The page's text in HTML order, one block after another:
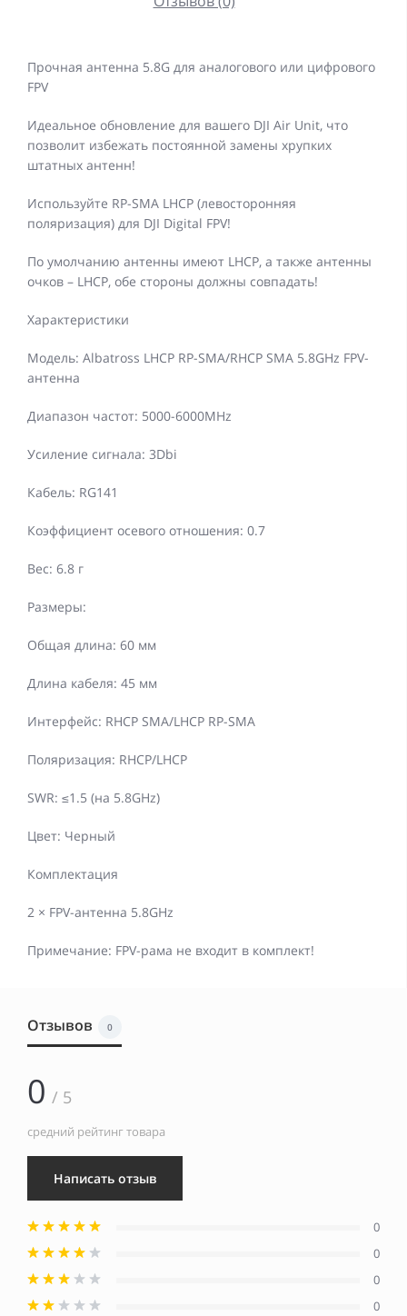
Прочная антенна 5.8G для аналогового или цифрового
FPV
Идеальное обновление для вашего DJI Air Unit, что
позволит избежать постоянной замены хрупких
штатных антенн!
Используйте RP-SMA LHCP (левосторонняя
поляризация) для DJI Digital FPV!
По умолчанию антенны имеют LHCP, а также антенны
очков – LHCP, обе стороны должны совпадать!
Характеристики
Модель: Albatross LHCP RP-SMA/RHCP SMA 5.8GHz FPV-
антенна
Диапазон частот: 5000-6000MHz
Усиление сигнала: 3Dbi
Кабель: RG141
Коэффициент осевого отношения: 0.7
Вес: 6.8 г
Размеры:
Общая длина: 60 ​​мм
Длина кабеля: 45 мм
Интерфейс: RHCP SMA/LHCP RP-SMA
Поляризация: RHCP/LHCP
SWR: ≤1.5 (на 5.8GHz)
Цвет: Черный
Комплектация
2 × FPV-антенна 5.8GHz
Примечание: FPV-рама не входит в комплект!
Отзывов 0
0 / 5
средний рейтинг товара
Написать отзыв
0
0
0
0